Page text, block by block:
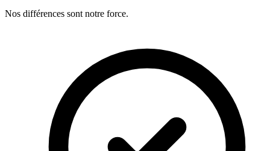
Nos différences sont notre force.